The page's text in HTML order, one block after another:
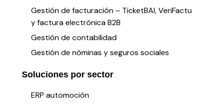
Gestión de facturación – TicketBAI, VeriFactu
y factura electrónica B2B
Gestión de contabilidad
Gestión de nóminas y seguros sociales
Soluciones por sector
ERP automoción